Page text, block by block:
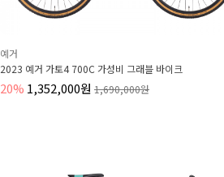
예거
2023 예거 가토4 700C 가성비 그래블 바이크
20% 1,352,000원 1,690,000원